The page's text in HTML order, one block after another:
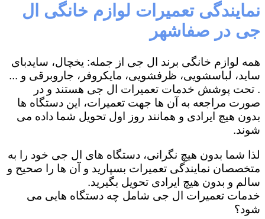
نمایندگی تعمیرات لوازم خانگی ال
جی در صفاشهر
همه لوازم خانگی برند ال جی از جمله: یخچال، سایدبای
ساید، لباسشویی، ظرفشویی، مایکروفر، جاروبرقی و ...
. تحت پوشش خدمات تعمیرات ال جی هستند و در
صورت مراجعه به آن ها جهت تعمیرات، این دستگاه ها
بدون هیچ ایرادی و همانند روز اول تحویل شما داده می
شوند.
لذا شما بدون هیچ نگرانی، دستگاه های ال جی خود را به
متخصصان نمایندگی تعمیرات بسپارید و آن ها را صحیح و
سالم و بدون هیچ ایرادی تحویل بگیرید.
خدمات تعمیرات ال جی شامل چه دستگاه هایی می
شود؟